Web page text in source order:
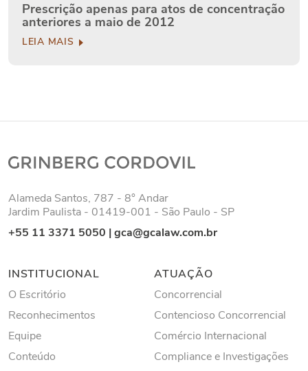
Prescrição apenas para atos de concentração
anteriores a maio de 2012
LEIA MAIS
Alameda Santos, 787 - 8° Andar
Jardim Paulista - 01419-001 - São Paulo - SP
+55 11 3371 5050 |gca@gcalaw.com.br
INSTITUCIONAL
O Escritório
Reconhecimentos
Equipe
Conteúdo
ATUAÇÃO
Concorrencial
Contencioso Concorrencial
Comércio Internacional
Compliance e Investigações